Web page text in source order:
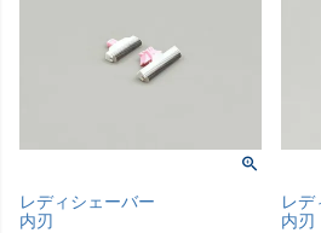
レディシェーバー
内刃
レデ
内刃